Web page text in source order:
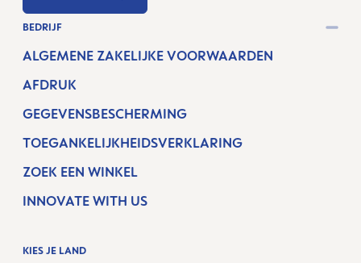
BEDRIJF
ALGEMENE ZAKELIJKE VOORWAARDEN
AFDRUK
GEGEVENSBESCHERMING
TOEGANKELIJKHEIDSVERKLARING
ZOEK EEN WINKEL
INNOVATE WITH US
KIES JE LAND